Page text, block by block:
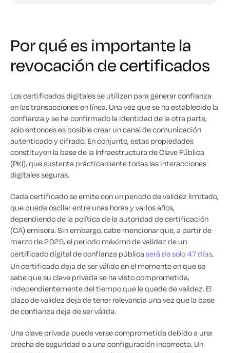
Por qué es importante la
revocación de certificados
Los certificados digitales se utilizan para generar confianza
en las transacciones en línea. Una vez que se ha establecido la
confianza y se ha confirmado la identidad de la otra parte,
solo entonces es posible crear un canal de comunicación
autenticado y cifrado. En conjunto, estas propiedades
constituyen la base de la Infraestructura de Clave Pública
(PKI), que sustenta prácticamente todas las interacciones
digitales seguras.
Cada certificado se emite con un periodo de validez limitado,
que puede oscilar entre unas horas y varios años,
dependiendo de la política de la autoridad de certificación
(CA) emisora. Sin embargo, cabe mencionar que, a partir de
marzo de 2029, el periodo máximo de validez de un
certificado digital de confianza pública será de solo 47 días.
Un certificado deja de ser válido en el momento en que se
sabe que su clave privada se ha visto comprometida,
independientemente del tiempo que le quede de validez. El
plazo de validez deja de tener relevancia una vez que la base
de confianza deja de ser válida.
Una clave privada puede verse comprometida debido a una
brecha de seguridad o a una configuración incorrecta. Un